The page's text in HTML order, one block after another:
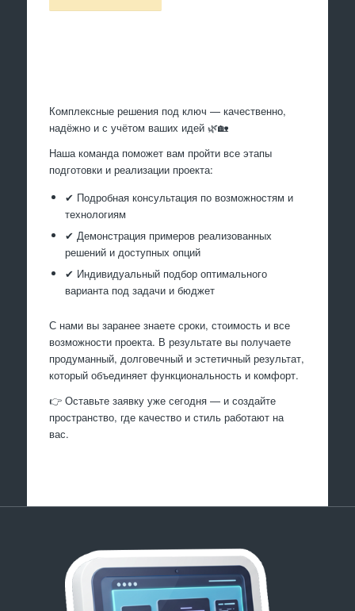
Комплексные решения под ключ — качественно,
надёжно и с учётом ваших идей 🌿🏡
Наша команда поможет вам пройти все этапы
подготовки и реализации проекта:
✔ Подробная консультация по возможностям и
технологиям
✔ Демонстрация примеров реализованных
решений и доступных опций
✔ Индивидуальный подбор оптимального
варианта под задачи и бюджет
С нами вы заранее знаете сроки, стоимость и все
возможности проекта. В результате вы получаете
продуманный, долговечный и эстетичный результат,
который объединяет функциональность и комфорт.
👉 Оставьте заявку уже сегодня — и создайте
пространство, где качество и стиль работают на
вас.